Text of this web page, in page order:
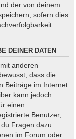
der von deinem
sofern dies
DEINER DATEN
anderen
dass die
Beiträge im Internet
kann jedoch
einen
Benutzer,
Fragen dazu
im Forum oder